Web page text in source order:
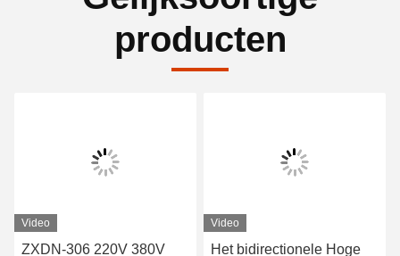
producten
Video
ZXDN-306 220V 380V
Video
Het bidirectionele Hoge